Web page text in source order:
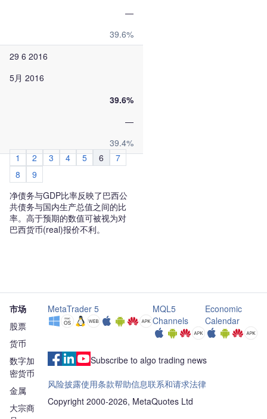
—
39.6%
29 6 2016
5月 2016
39.6%
—
39.4%
1
2 3 4 5 6
7
8
9
净债务与GDP比率反映了巴西公
共债务与国内生产总值之间的比
率。高于预期的数值可被视为对
巴西货币(real)报价不利。
市场
股票
货币
数字加
密货币
金属
大宗商
MetaTrader 5
MQL5
Channels
Economic
Calendar
Subscribe to algo trading news
风险披露使用条款帮助信息联系和请求法律
Copyright 2000-2026, MetaQuotes Ltd